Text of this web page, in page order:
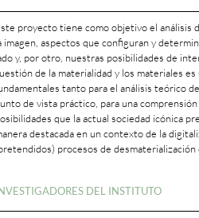
proyecto tiene como objetivo el análisis
imagen, aspectos que configuran y
y, por otro, nuestras posibilidades de
de la materialidad y los materiales es
tanto para el análisis teórico
de vista práctico, para una
que la actual sociedad icónica
destacada en un contexto de la
procesos de desmaterialización
DEL INSTITUTO